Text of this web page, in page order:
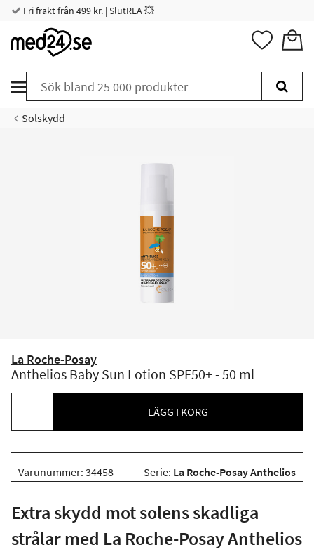
Fri frakt från 499 kr. | SlutREA 💥
Solskydd
La Roche-Posay
Anthelios Baby Sun Lotion SPF50+ - 50 ml
LÄGG I KORG
Varunummer: 34458 Serie: La Roche-Posay Anthelios
Extra skydd mot solens skadliga
strålar med La Roche-Posay Anthelios